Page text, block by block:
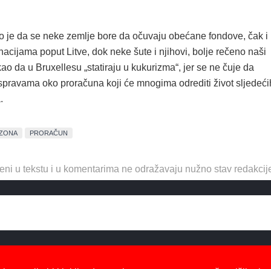
je da se neke zemlje bore da očuvaju obećane fondove, čak i
poput Litve, dok neke šute i njihovi, bolje rečeno naši
da u Bruxellesu „statiraju u kukurizma“, jer se ne čuje da
oko proračuna koji će mnogima odrediti život
PRORAČUN
u tekstu i u komentarima ne odražavaju nužno stav